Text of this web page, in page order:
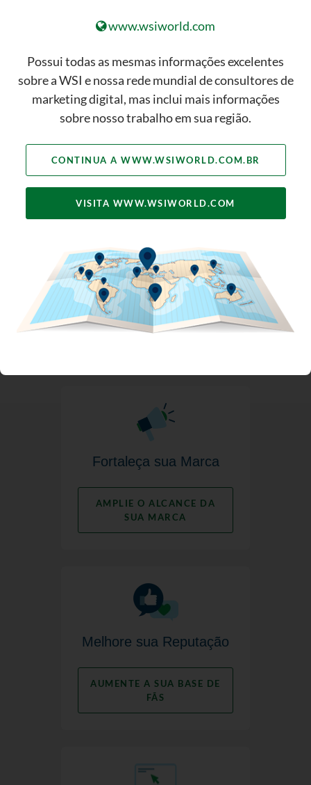
Se você quer ver os resultados de
considerar outras táticas que
possam agregar à sua estratégia de
automação.
CONHEÇA NOSSO PORTFOLIO
COMPLETO DE SOLUÇÕES DE
MARKETING DIGITAL
Obtenha Mais Leads e
Vendas
OBTENHA MAIS LEADS
Fortaleça sua Marca
AMPLIE O ALCANCE DA
SUA MARCA
Melhore sua Reputação
AUMENTE A SUA BASE DE
FÃS
www.wsiworld.com
Possui todas as mesmas informações excelentes
sobre a WSI e nossa rede mundial de consultores de
marketing digital, mas inclui mais informações
sobre nosso trabalho em sua região.
CONTINUA A WWW.WSIWORLD.COM.BR
VISITA WWW.WSIWORLD.COM